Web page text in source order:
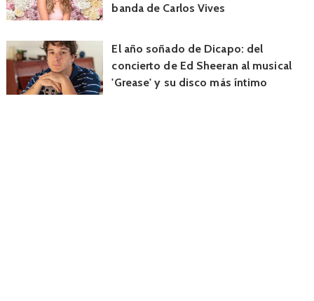
banda de Carlos Vives
El año soñado de Dicapo: del
concierto de Ed Sheeran al musical
'Grease' y su disco más íntimo